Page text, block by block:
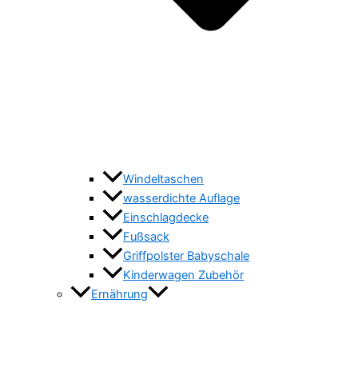
Windeltaschen
wasserdichte Auflage
Einschlagdecke
Fußsack
Griffpolster Babyschale
Kinderwagen Zubehör
Ernährung